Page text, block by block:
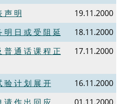
声 明
19.11.2000
明 日 或 受 阻 延
18.11.2000
普 通 话 课 程 正
17.11.2000
验 计 划 展 开
16.11.2000